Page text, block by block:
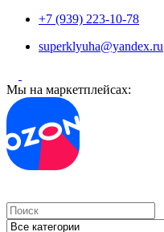
+7 (939) 223-10-78
superklyuha@yandex.ru
Мы на маркетплейсах:
Search
...